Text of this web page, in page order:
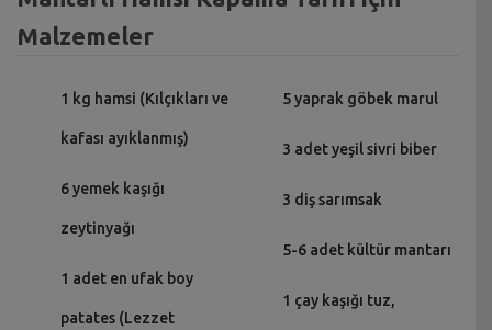
Malzemeler
1 kg hamsi (Kılçıkları ve
kafası ayıklanmış)
6 yemek kaşığı
zeytinyağı
1 adet en ufak boy
patates (Lezzet
5 yaprak göbek marul
3 adet yeşil sivri biber
3 diş sarımsak
5-6 adet kültür mantarı
1 çay kaşığı tuz,